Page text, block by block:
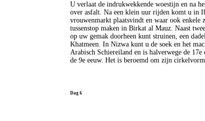
U verlaat de indrukwekkende woestijn en na
over asfalt. Na een klein uur rijden komt u in
vrouwenmarkt plaatsvindt en waar ook
tussenstop maken in Birkat al Mauz. Naast
op uw gemak doorheen kunt struinen, een
Khatmeen. In Nizwa kunt u de soek en het
Arabisch Schiereiland en is halverwege de
de 9e eeuw. Het is beroemd om zijn
Dag 6